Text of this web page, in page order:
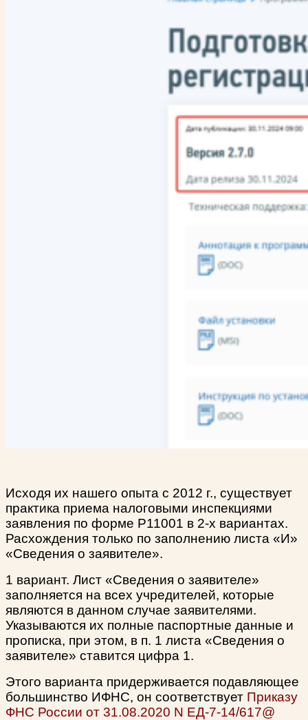
Исходя их нашего опыта с 2012 г., существует
практика приема налоговыми инспекциями
заявления по форме Р11001 в 2-х вариантах.
Расхождения только по заполнению листа «И»
«Сведения о заявителе».
1 вариант. Лист «Сведения о заявителе»
заполняется на всех учредителей, которые
являются в данном случае заявителями.
Указываются их полные паспортные данные и
прописка, при этом, в п. 1 листа «Сведения о
заявителе» ставится цифра 1.
Этого варианта придерживается подавляющее
большинство ИФНС, он соответствует Приказу
ФНС России от 31.08.2020 N ЕД-7-14/617@